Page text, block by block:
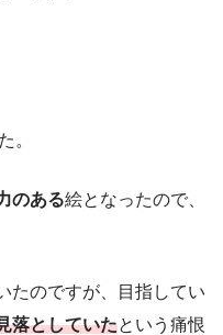
。
のある絵となったので、
たのですが、目指してい
落としていたという痛恨